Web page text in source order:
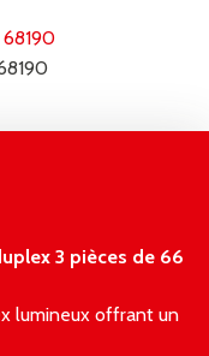
68190
3 pièces de 66
lumineux offrant un